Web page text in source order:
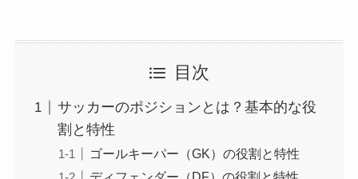
目次
サッカーのポジションとは？基本的な役
割と特性
ゴールキーパー（GK）の役割と特性